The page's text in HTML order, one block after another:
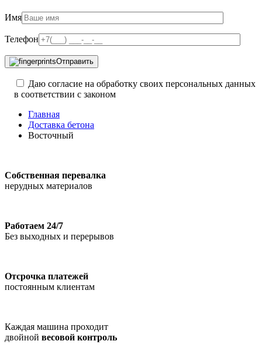
Имя
Телефон
Отправить
Даю согласие на обработку своих персональных данных
в соответствии с законом
Главная
Доставка бетона
Восточный
Собственная перевалка
нерудных материалов
Работаем 24/7
Без выходных и перерывов
Отсрочка платежей
постоянным клиентам
Каждая машина проходит
двойной весовой контроль